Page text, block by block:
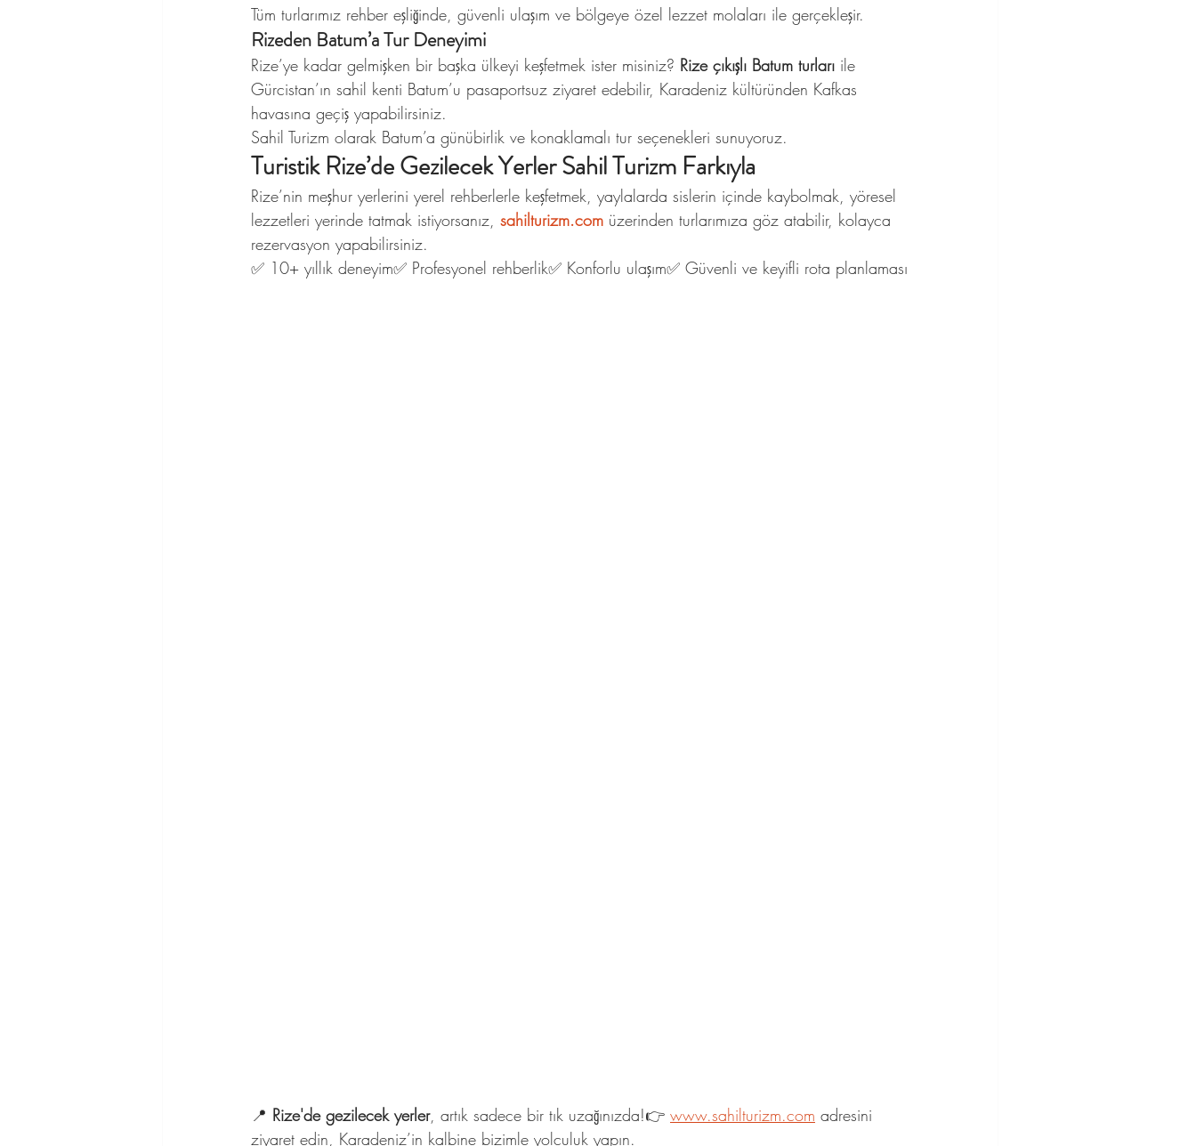
Tüm turlarımız rehber eşliğinde, güvenli ulaşım ve bölgeye özel lezzet molaları ile gerçekleşir.
Rizeden Batum’a Tur Deneyimi
Rize’ye kadar gelmişken bir başka ülkeyi keşfetmek ister misiniz? Rize çıkışlı Batum turları ile
Gürcistan’ın sahil kenti Batum’u pasaportsuz ziyaret edebilir, Karadeniz kültüründen Kafkas
havasına geçiş yapabilirsiniz.
Sahil Turizm olarak Batum’a günübirlik ve konaklamalı tur seçenekleri sunuyoruz.
Turistik Rize’de Gezilecek Yerler Sahil Turizm Farkıyla
Rize’nin meşhur yerlerini yerel rehberlerle keşfetmek, yaylalarda sislerin içinde kaybolmak, yöresel
lezzetleri yerinde tatmak istiyorsanız, sahilturizm.com üzerinden turlarımıza göz atabilir, kolayca
rezervasyon yapabilirsiniz.
✅ 10+ yıllık deneyim✅ Profesyonel rehberlik✅ Konforlu ulaşım✅ Güvenli ve keyifli rota planlaması
📍 Rize'de gezilecek yerler, artık sadece bir tık uzağınızda!👉 www.sahilturizm.com adresini
ziyaret edin, Karadeniz’in kalbine bizimle yolculuk yapın.